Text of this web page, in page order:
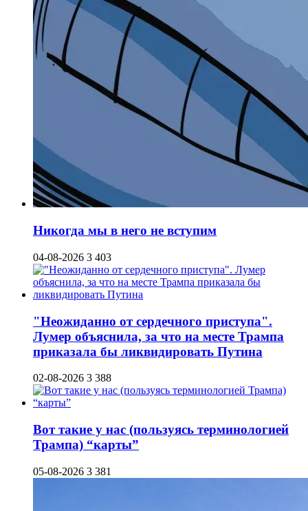
Никогда мы в него не вступим
04-08-2026 3 403
"Неожиданно от сердечного приступа".
Лумер объяснила, за что на месте Трампа
приказала бы ликвидировать Путина
02-08-2026 3 388
Вот такие у нас (пользуясь терминологией
Трампа) “карты”
05-08-2026 3 381